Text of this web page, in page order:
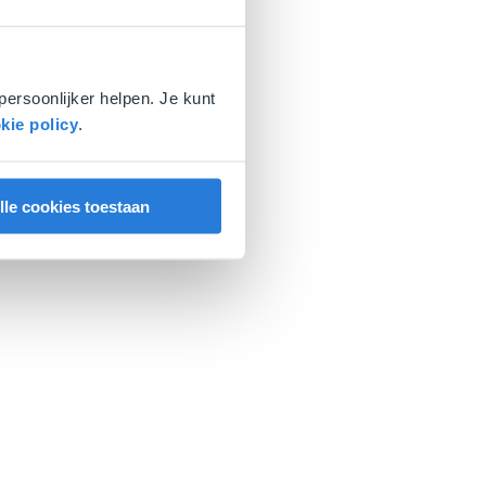
helpen. Je kunt
policy.
cookies toestaan